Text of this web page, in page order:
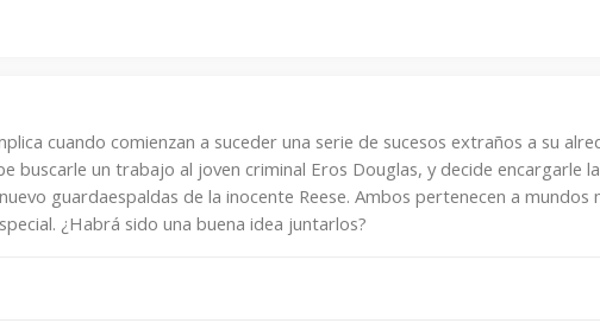
cuando comienzan a suceder una serie de sucesos extraños a su
buscarle un trabajo al joven criminal Eros Douglas, y decide encargarle la
guardaespaldas de la inocente Reese. Ambos pertenecen a mundos
¿Habrá sido una buena idea juntarlos?